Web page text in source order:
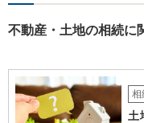
不動産・土地の相続に
相
土